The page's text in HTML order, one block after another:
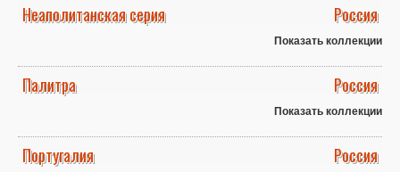
Неаполитанская серия Россия
Показать коллекции
Палитра Россия
Показать коллекции
Португалия Россия